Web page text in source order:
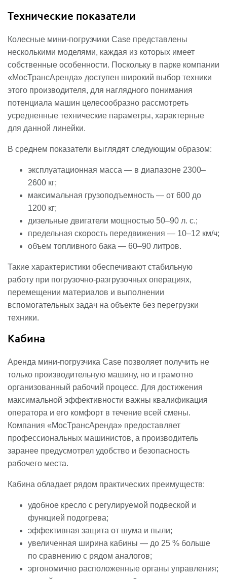
Технические показатели
Колесные мини-погрузчики Case представлены
несколькими моделями, каждая из которых имеет
собственные особенности. Поскольку в парке компании
«МосТрансАренда» доступен широкий выбор техники
этого производителя, для наглядного понимания
потенциала машин целесообразно рассмотреть
усредненные технические параметры, характерные
для данной линейки.
В среднем показатели выглядят следующим образом:
эксплуатационная масса — в диапазоне 2300–
2600 кг;
максимальная грузоподъемность — от 600 до
1200 кг;
дизельные двигатели мощностью 50–90 л. с.;
предельная скорость передвижения — 10–12 км/ч;
объем топливного бака — 60–90 литров.
Такие характеристики обеспечивают стабильную
работу при погрузочно-разгрузочных операциях,
перемещении материалов и выполнении
вспомогательных задач на объекте без перегрузки
техники.
Кабина
Аренда мини-погрузчика Case позволяет получить не
только производительную машину, но и грамотно
организованный рабочий процесс. Для достижения
максимальной эффективности важны квалификация
оператора и его комфорт в течение всей смены.
Компания «МосТрансАренда» предоставляет
профессиональных машинистов, а производитель
заранее предусмотрел удобство и безопасность
рабочего места.
Кабина обладает рядом практических преимуществ:
удобное кресло с регулируемой подвеской и
функцией подогрева;
эффективная защита от шума и пыли;
увеличенная ширина кабины — до 25 % больше
по сравнению с рядом аналогов;
эргономично расположенные органы управления;